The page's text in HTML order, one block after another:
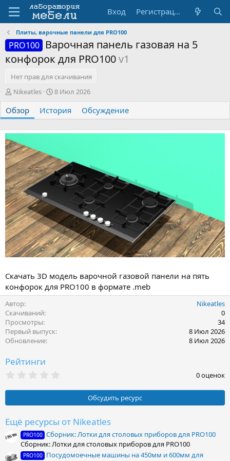
Вход Регистрация
Плиты, варочные панели для PRO100
PRO100
Варочная панель газовая на 5
конфорок для PRO100v1
Нет прав для скачивания
А
т
о
р
Nikeatles
Д
т
а
с
д
а
н
и
8 Июл 2026
Обзор История Обсуждение
Скачать 3D модель варочной газовой панели на пять
конфорок для PRO100 в формате .meb
Автор
Nikeatles
Скачиваний
0
Просмотры
34
Первый выпуск
8 Июл 2026
Обновление
8 Июл 2026
Рейтинги
0
з
ё
з
д
0 оценок
Обсудить ресурс
Ещё ресурсы от Nikeatles
PRO100 Сборник: Лотки для столовых приборов для PRO100
Сборник: Лотки для столовых приборов для PRO100
PRO100 Посудомоечные машины на 450мм и 600мм для